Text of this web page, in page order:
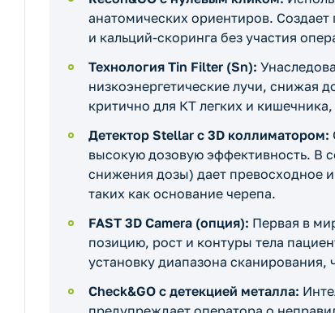
анатомических ориентиров.
и кальций-скоринга без участия
Технология Tin Filter (Sn):
низкоэнергетические лучи, снижая
критично для КТ легких и
Детектор Stellar с 3D коллиматором:
высокую дозовую эффективность. В
снижения дозы) дает превосходное
таких как основание черепа.
FAST 3D Camera (опция): Первая в
позицию, рост и контуры тела
установку диапазона
Check&GO с детекцией металла: